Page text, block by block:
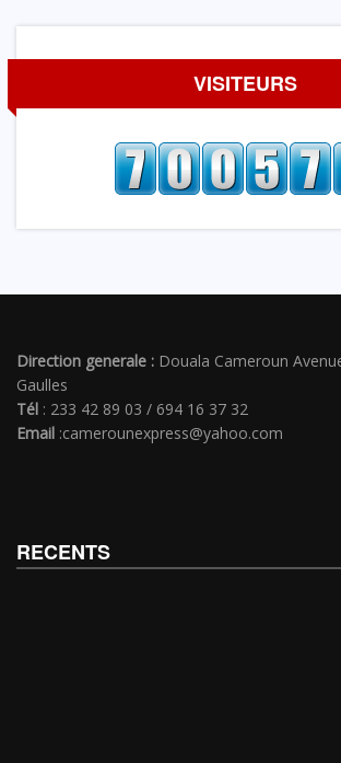
VISITEURS
Direction generale : Douala Cameroun
Gaulles
Tél : 233 42 89 03 / 694 16 37 32
Email :camerounexpress@yahoo.com
RECENTS